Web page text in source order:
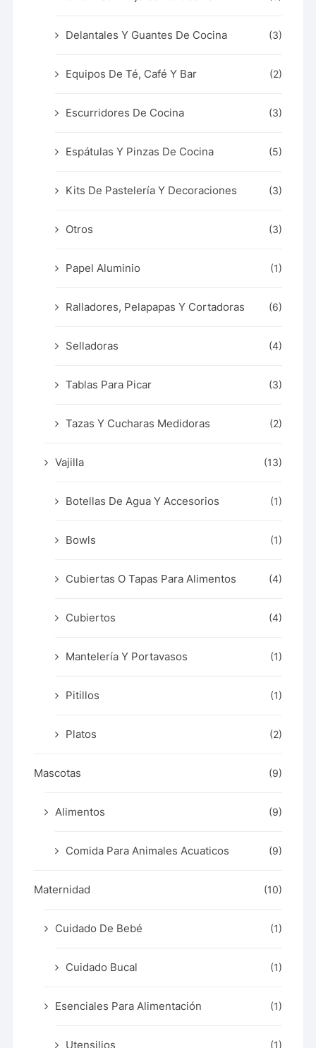
Delantales Y Guantes De Cocina (3)
Equipos De Té, Café Y Bar (2)
Escurridores De Cocina (3)
Espátulas Y Pinzas De Cocina (5)
Kits De Pastelería Y Decoraciones (3)
Otros (3)
Papel Aluminio (1)
Ralladores, Pelapapas Y Cortadoras (6)
Selladoras (4)
Tablas Para Picar (3)
Tazas Y Cucharas Medidoras (2)
Vajilla (13)
Botellas De Agua Y Accesorios (1)
Bowls (1)
Cubiertas O Tapas Para Alimentos (4)
Cubiertos (4)
Mantelería Y Portavasos (1)
Pitillos (1)
Platos (2)
Mascotas (9)
Alimentos (9)
Comida Para Animales Acuaticos (9)
Maternidad (10)
Cuidado De Bebé (1)
Cuidado Bucal (1)
Esenciales Para Alimentación (1)
Utensilios (1)